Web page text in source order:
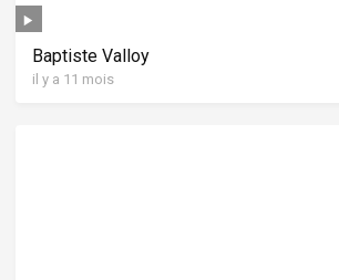
Baptiste Valloy
il y a 11 mois